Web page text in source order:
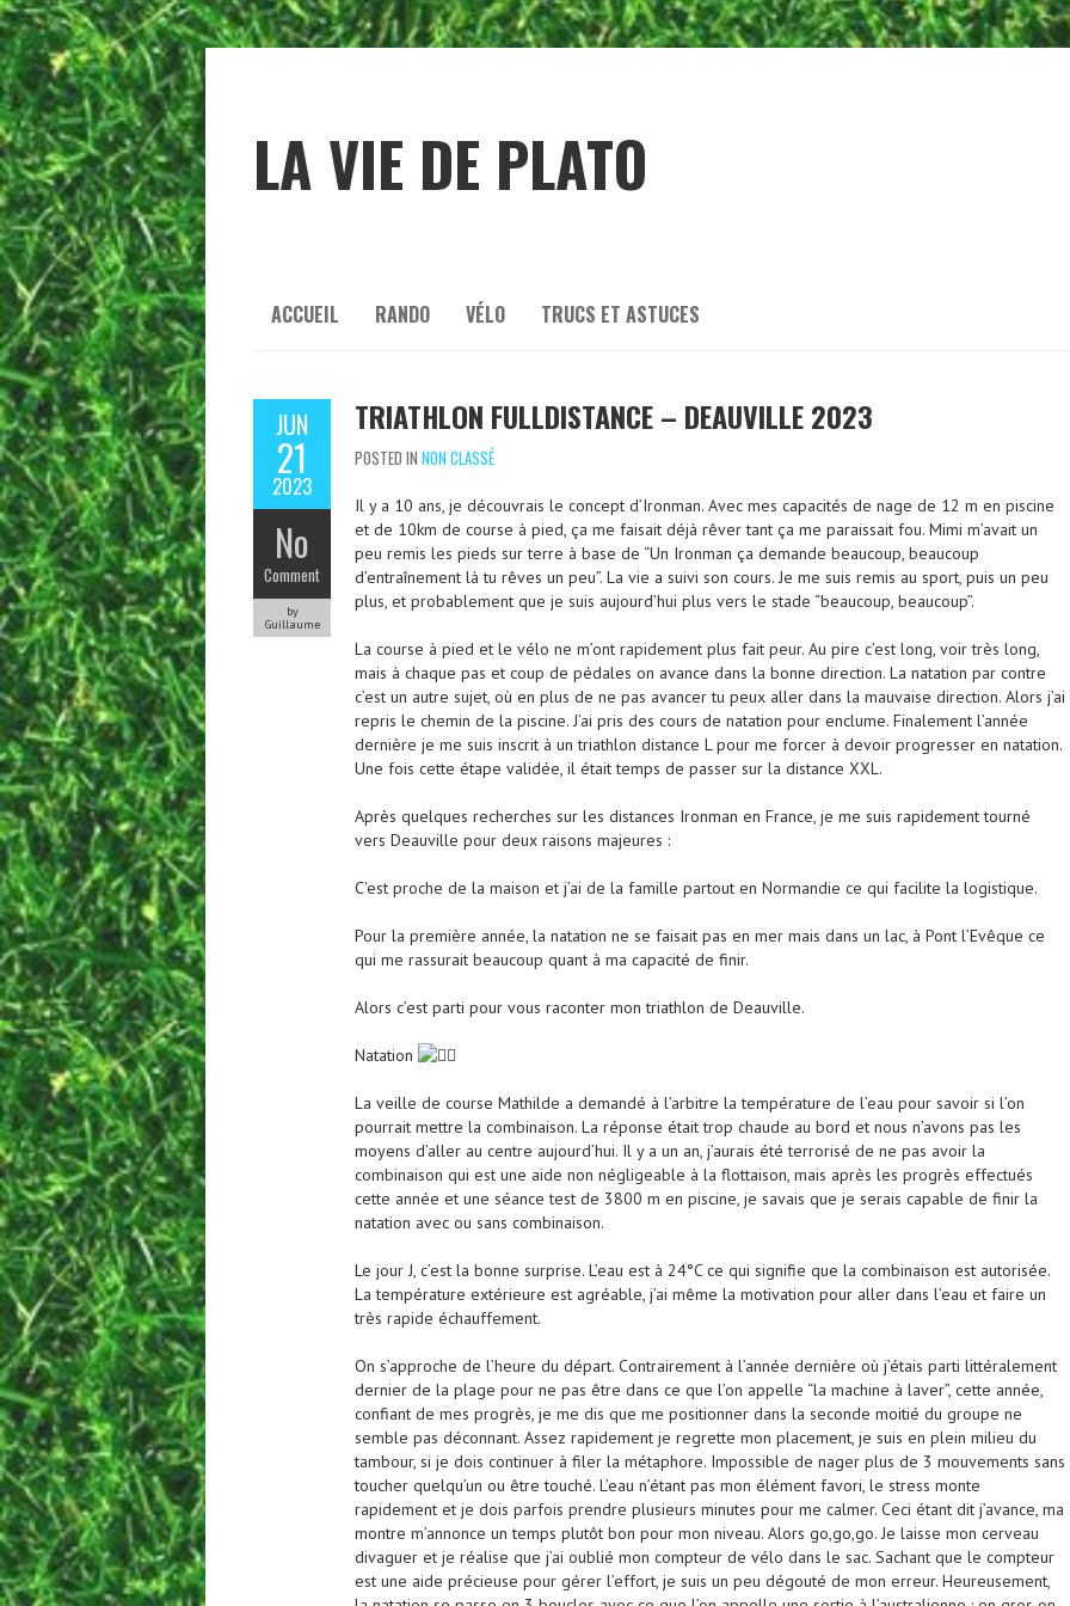
LA VIE DE PLATO
ACCUEIL RANDO VÉLO TRUCS ET ASTUCES
JUN
21
2023
No
Comment
by
Guillaume
TRIATHLON FULLDISTANCE – DEAUVILLE 2023
POSTED IN NON CLASSÉ
Il y a 10 ans, je découvrais le concept d’Ironman. Avec mes capacités de nage de 12 m en piscine
et de 10km de course à pied, ça me faisait déjà rêver tant ça me paraissait fou. Mimi m’avait un
peu remis les pieds sur terre à base de “Un Ironman ça demande beaucoup, beaucoup
d’entraînement là tu rêves un peu”. La vie a suivi son cours. Je me suis remis au sport, puis un peu
plus, et probablement que je suis aujourd’hui plus vers le stade “beaucoup, beaucoup”.
La course à pied et le vélo ne m’ont rapidement plus fait peur. Au pire c’est long, voir très long,
mais à chaque pas et coup de pédales on avance dans la bonne direction. La natation par contre
c’est un autre sujet, où en plus de ne pas avancer tu peux aller dans la mauvaise direction. Alors j’ai
repris le chemin de la piscine. J’ai pris des cours de natation pour enclume. Finalement l’année
dernière je me suis inscrit à un triathlon distance L pour me forcer à devoir progresser en natation.
Une fois cette étape validée, il était temps de passer sur la distance XXL.
Après quelques recherches sur les distances Ironman en France, je me suis rapidement tourné
vers Deauville pour deux raisons majeures :
C’est proche de la maison et j’ai de la famille partout en Normandie ce qui facilite la logistique.
Pour la première année, la natation ne se faisait pas en mer mais dans un lac, à Pont l’Evêque ce
qui me rassurait beaucoup quant à ma capacité de finir.
Alors c’est parti pour vous raconter mon triathlon de Deauville.
Natation
La veille de course Mathilde a demandé à l’arbitre la température de l’eau pour savoir si l’on
pourrait mettre la combinaison. La réponse était trop chaude au bord et nous n’avons pas les
moyens d’aller au centre aujourd’hui. Il y a un an, j’aurais été terrorisé de ne pas avoir la
combinaison qui est une aide non négligeable à la flottaison, mais après les progrès effectués
cette année et une séance test de 3800 m en piscine, je savais que je serais capable de finir la
natation avec ou sans combinaison.
Le jour J, c’est la bonne surprise. L’eau est à 24°C ce qui signifie que la combinaison est autorisée.
La température extérieure est agréable, j’ai même la motivation pour aller dans l’eau et faire un
très rapide échauffement.
On s’approche de l’heure du départ. Contrairement à l’année dernière où j’étais parti littéralement
dernier de la plage pour ne pas être dans ce que l’on appelle “la machine à laver”, cette année,
confiant de mes progrès, je me dis que me positionner dans la seconde moitié du groupe ne
semble pas déconnant. Assez rapidement je regrette mon placement, je suis en plein milieu du
tambour, si je dois continuer à filer la métaphore. Impossible de nager plus de 3 mouvements sans
toucher quelqu’un ou être touché. L’eau n’étant pas mon élément favori, le stress monte
rapidement et je dois parfois prendre plusieurs minutes pour me calmer. Ceci étant dit j’avance, ma
montre m’annonce un temps plutôt bon pour mon niveau. Alors go,go,go. Je laisse mon cerveau
divaguer et je réalise que j’ai oublié mon compteur de vélo dans le sac. Sachant que le compteur
est une aide précieuse pour gérer l’effort, je suis un peu dégouté de mon erreur. Heureusement,